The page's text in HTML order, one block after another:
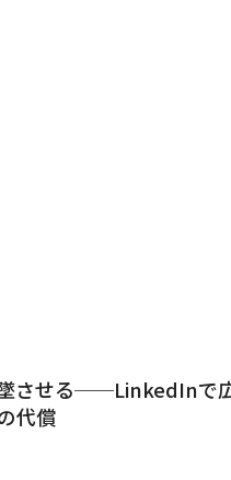
させる──LinkedInで
代償